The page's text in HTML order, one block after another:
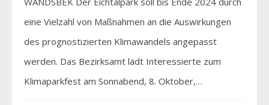
eine Vielzahl von Maßnahmen an die Auswirkungen
des prognostizierten Klimawandels angepasst
werden. Das Bezirksamt lädt Interessierte zum
Klimaparkfest am Sonnabend, 8. Oktober,…